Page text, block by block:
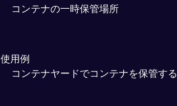
コンテナの一時保管場所
使用例
コンテナヤードでコンテナを保管する